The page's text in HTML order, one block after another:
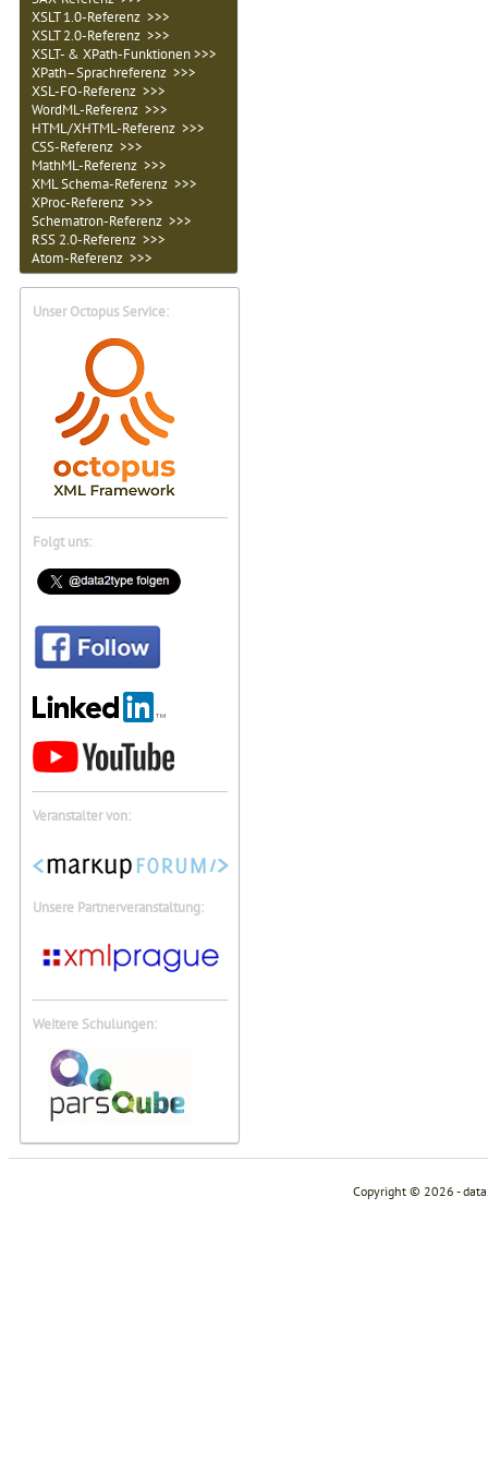
XSLT 1.0-Referenz >>>
XSLT 2.0-Referenz >>>
XSLT- & XPath-Funktionen >>>
XPath–Sprachreferenz >>>
XSL-FO-Referenz >>>
WordML-Referenz >>>
HTML/XHTML-Referenz >>>
CSS-Referenz >>>
MathML-Referenz >>>
XML Schema-Referenz >>>
XProc-Referenz >>>
Schematron-Referenz >>>
RSS 2.0-Referenz >>>
Atom-Referenz >>>
Unser Octopus Service:
Folgt uns:
Veranstalter von:
Unsere Partnerveranstaltung:
Weitere Schulungen:
Copyright © 2026 -